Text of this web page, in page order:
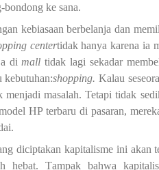
bondong ke sana.
kebiasaan berbelanja dan
centertidak hanya karena ia
dimalltidak lagi sekadar
kebutuhan:shopping.Kalau
menjadi masalah. Tetapi tidak
HP terbaru di pasaran,
diciptakan kapitalisme ini akan
hebat.Tampak bahwa